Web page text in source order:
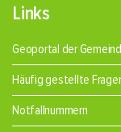
Links
Geoportal der
Häufig gestellte
Notfallnummern